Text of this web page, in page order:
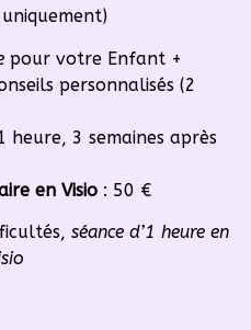
pour votre Enfant +
personnalisés (2
heure, 3 semaines après
en Visio : 50 €
séance d’1 heure en